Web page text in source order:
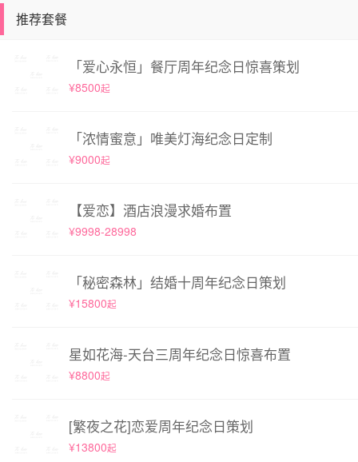
推荐套餐
「爱心永恒」餐厅周年纪念日惊喜策划
¥8500起
「浓情蜜意」唯美灯海纪念日定制
¥9000起
【爱恋】酒店浪漫求婚布置
¥9998-28998
「秘密森林」结婚十周年纪念日策划
¥15800起
星如花海-天台三周年纪念日惊喜布置
¥8800起
[繁夜之花]恋爱周年纪念日策划
¥13800起